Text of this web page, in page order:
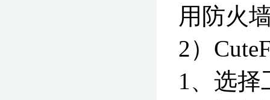
用防火
2）
1、选择